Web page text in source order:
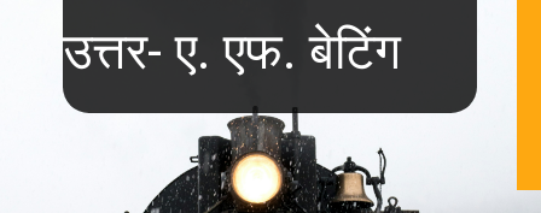
उत्तर- ए. एफ. बेटिंग